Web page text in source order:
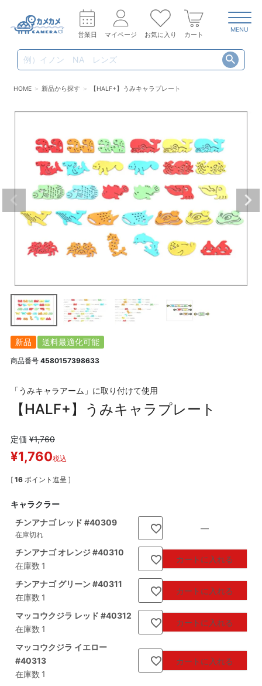
営業日 マイページ お気に入り カート
MENU
HOME 新品から探す 【HALF+】うみキャラプレート
新品 送料最適化可能
商品番号 4580157398633
「うみキャラアーム」に取り付けて使用
【HALF+】うみキャラプレート
定価 ¥1,760
¥1,760税込
[ 16 ポイント進呈 ]
キャラクラー
チンアナゴ レッド #40309
在庫切れ
—
チンアナゴ オレンジ #40310
在庫数 1
カートに入れる
チンアナゴ グリーン #40311
在庫数 1
カートに入れる
マッコウクジラ レッド #40312
在庫数 1
カートに入れる
マッコウクジラ イエロー
#40313
在庫数 1
カートに入れる